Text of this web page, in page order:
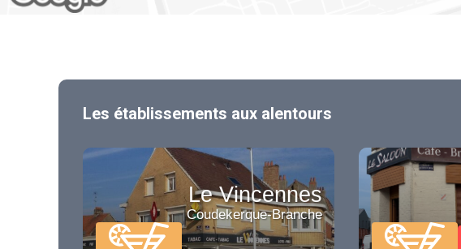
Les établissements aux alentours
Le Vincennes
Coudekerque-Branche